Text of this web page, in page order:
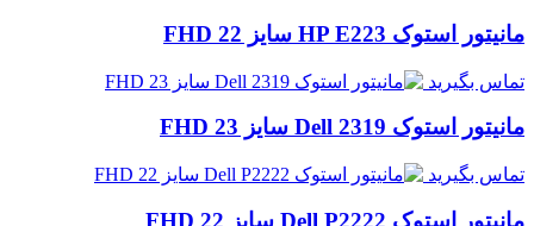
مانیتور استوک HP E223 سایز 22 FHD
تماس بگیرید
مانیتور استوک Dell 2319 سایز 23 FHD
تماس بگیرید
مانیتور استوک Dell P2222 سایز 22 FHD